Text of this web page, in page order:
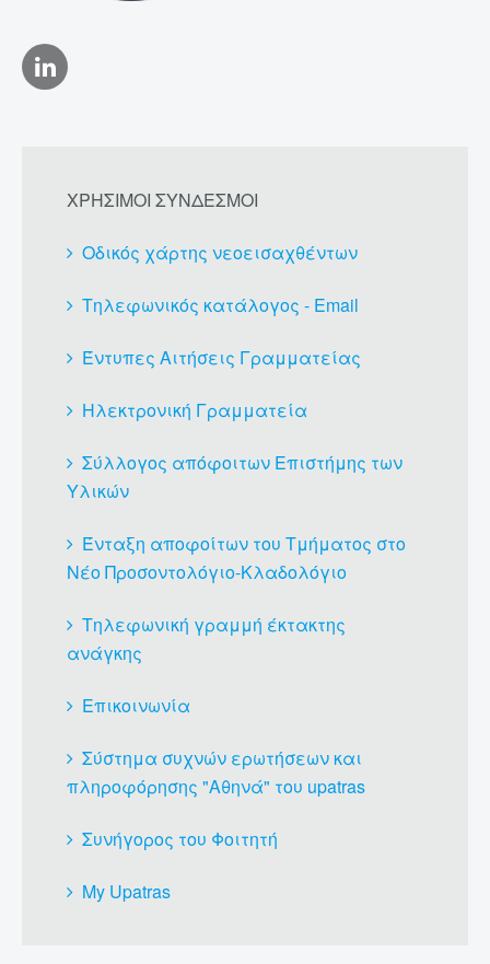
ΧΡΗΣΙΜΟΙ ΣΥΝΔΕΣΜΟΙ
Οδικός χάρτης νεοεισαχθέντων
Τηλεφωνικός κατάλογος - Email
Έντυπες Αιτήσεις Γραμματείας
Ηλεκτρονική Γραμματεία
Σύλλογος απόφοιτων Επιστήμης των
Υλικών
Ένταξη αποφοίτων του Τμήματος στο
Νέο Προσοντολόγιο-Κλαδολόγιο
Τηλεφωνική γραμμή έκτακτης
ανάγκης
Επικοινωνία
Σύστημα συχνών ερωτήσεων και
πληροφόρησης "Αθηνά" του upatras
Συνήγορος του Φοιτητή
My Upatras